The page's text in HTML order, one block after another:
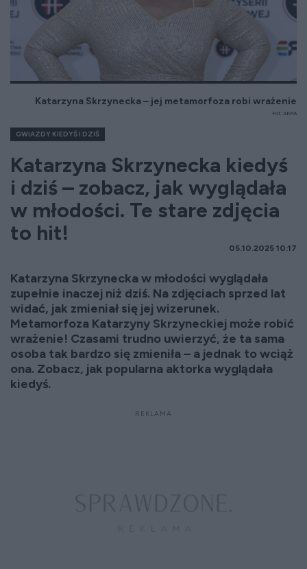
Katarzyna Skrzynecka – jej metamorfoza robi wrażenie
Fot. AKPA
GWIAZDY KIEDYŚ I DZIŚ
Katarzyna Skrzynecka kiedyś
i dziś – zobacz, jak wyglądała
w młodości. Te stare zdjęcia
to hit!
05.10.2025 10:17
Katarzyna Skrzynecka w młodości wyglądała
zupełnie inaczej niż dziś. Na zdjęciach sprzed lat
widać, jak zmieniał się jej wizerunek.
Metamorfoza Katarzyny Skrzyneckiej może robić
wrażenie! Czasami trudno uwierzyć, że ta sama
osoba tak bardzo się zmieniła – a jednak to wciąż
ona. Zobacz, jak popularna aktorka wyglądała
kiedyś.